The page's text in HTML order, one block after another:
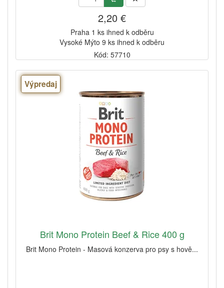
2,20 €
Praha 1 ks ihned k odběru
Vysoké Mýto 9 ks ihned k odběru
Kód: 57710
Výpredaj
Brit Mono Protein Beef & Rice 400 g
Brit Mono Protein - Masová konzerva pro psy s hově...